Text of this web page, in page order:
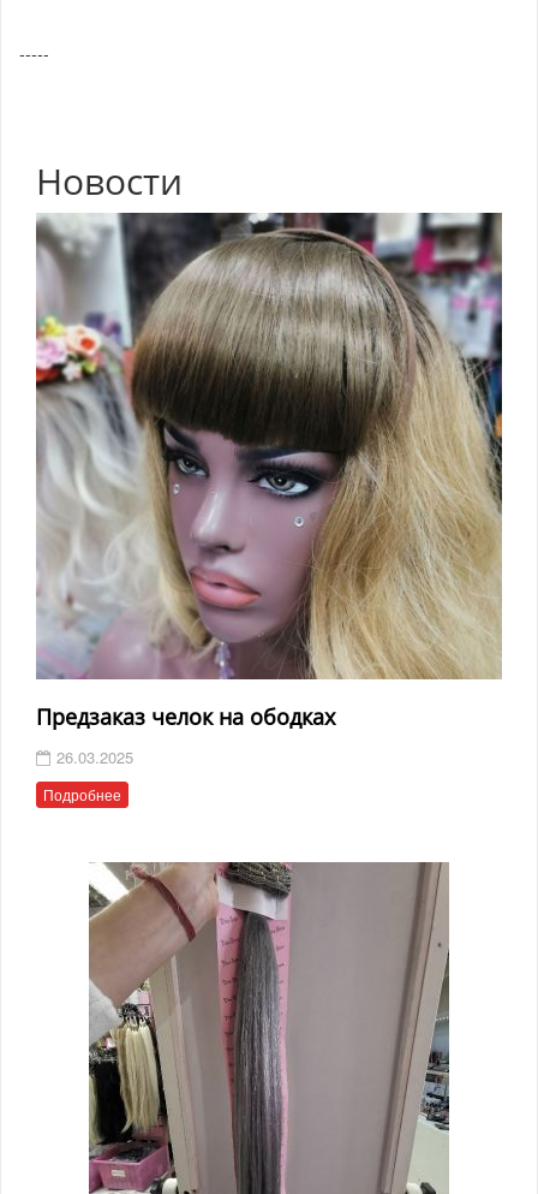
-----
Новости
Предзаказ челок на ободках
26.03.2025
Подробнее